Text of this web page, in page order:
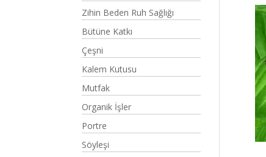
Zihin Beden Ruh Sağlığı
Bütüne Katkı
Çeşni
Kalem Kutusu
Mutfak
Organik İşler
Portre
Söyleşi